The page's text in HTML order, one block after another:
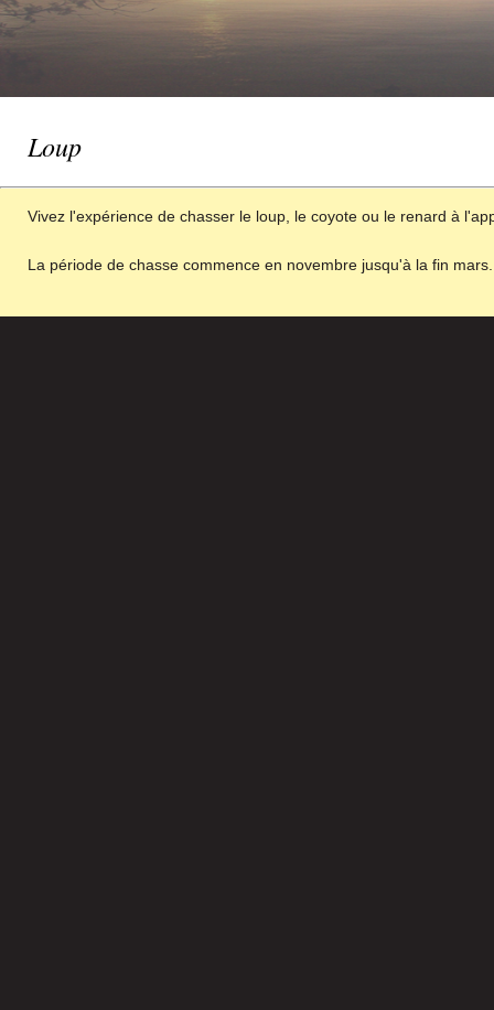
Loup
Vivez l'expérience de chasser le loup, le coyote ou le renard à
La période de chasse commence en novembre jusqu'à la fin mars.